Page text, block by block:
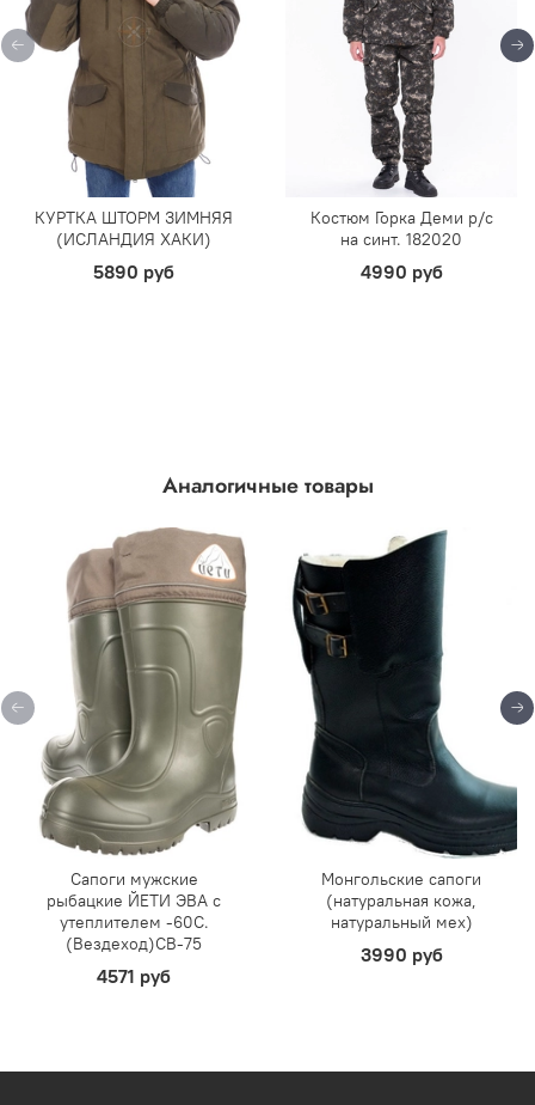
КУРТКА ШТОРМ ЗИМНЯЯ
(ИСЛАНДИЯ ХАКИ)
5890 руб
Костюм Горка Деми р/c
на синт. 182020
4990 руб
Аналогичные товары
Сапоги мужские
рыбацкие ЙЕТИ ЭВА с
утеплителем -60С.
(Вездеход)СВ-75
4571 руб
Монгольские сапоги
(натуральная кожа,
натуральный мех)
3990 руб